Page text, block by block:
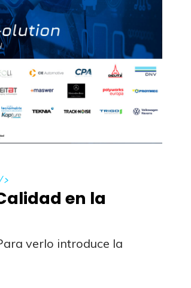
>
en la
verlo introduce la